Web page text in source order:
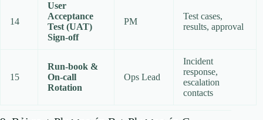
14
User
Acceptance
Test (UAT)
Sign‑off
PM
Test cases,
results, approval
15
Run‑book &
On‑call
Rotation
Ops Lead
Incident
response,
escalation
contacts